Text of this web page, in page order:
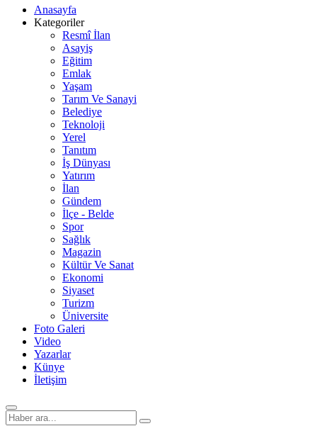
Anasayfa
Kategoriler
Resmî İlan
Asayiş
Eğitim
Emlak
Yaşam
Tarım Ve Sanayi
Belediye
Teknoloji
Yerel
Tanıtım
İş Dünyası
Yatırım
İlan
Gündem
İlçe - Belde
Spor
Sağlık
Magazin
Kültür Ve Sanat
Ekonomi
Siyaset
Turizm
Üniversite
Foto Galeri
Video
Yazarlar
Künye
İletişim